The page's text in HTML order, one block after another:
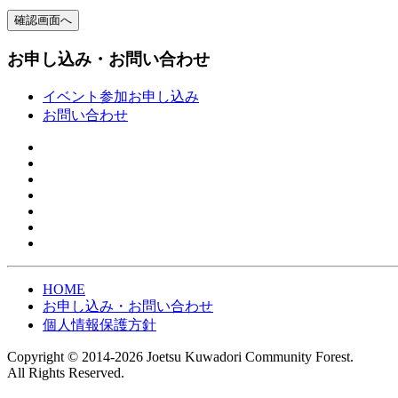
お申し込み・お問い合わせ
イベント参加お申し込み
お問い合わせ
HOME
お申し込み・お問い合わせ
個人情報保護方針
Copyright © 2014-2026 Joetsu Kuwadori Community Forest.
All Rights Reserved.